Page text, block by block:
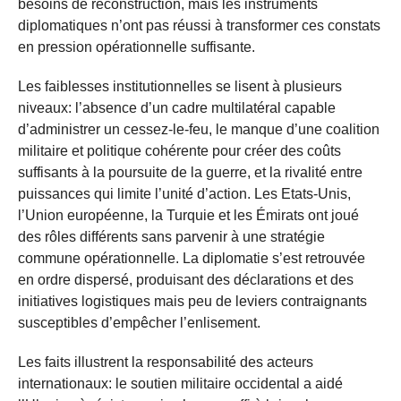
besoins de reconstruction, mais les instruments
diplomatiques n’ont pas réussi à transformer ces constats
en pression opérationnelle suffisante.
Les faiblesses institutionnelles se lisent à plusieurs
niveaux: l’absence d’un cadre multilatéral capable
d’administrer un cessez-le-feu, le manque d’une coalition
militaire et politique cohérente pour créer des coûts
suffisants à la poursuite de la guerre, et la rivalité entre
puissances qui limite l’unité d’action. Les Etats-Unis,
l’Union européenne, la Turquie et les Émirats ont joué
des rôles différents sans parvenir à une stratégie
commune opérationnelle. La diplomatie s’est retrouvée
en ordre dispersé, produisant des déclarations et des
initiatives logistiques mais peu de leviers contraignants
susceptibles d’empêcher l’enlisement.
Les faits illustrent la responsabilité des acteurs
internationaux: le soutien militaire occidental a aidé